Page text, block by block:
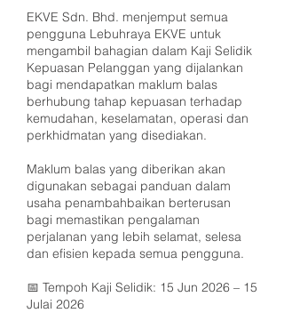
EKVE Sdn. Bhd. menjemput semua
pengguna Lebuhraya EKVE untuk
mengambil bahagian dalam Kaji Selidik
Kepuasan Pelanggan yang dijalankan
bagi mendapatkan maklum balas
berhubung tahap kepuasan terhadap
kemudahan, keselamatan, operasi dan
perkhidmatan yang disediakan.
Maklum balas yang diberikan akan
digunakan sebagai panduan dalam
usaha penambahbaikan berterusan
bagi memastikan pengalaman
perjalanan yang lebih selamat, selesa
dan efisien kepada semua pengguna.
📅 Tempoh Kaji Selidik: 15 Jun 2026 – 15
Julai 2026